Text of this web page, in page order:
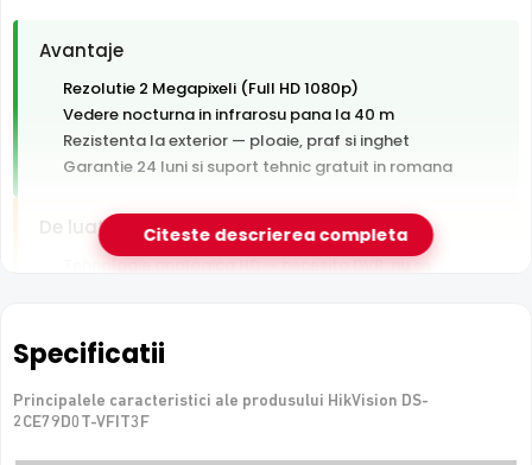
Avantaje
Rezolutie 2 Megapixeli (Full HD 1080p)
Vedere nocturna in infrarosu pana la 40 m
Rezistenta la exterior — ploaie, praf si inghet
Garantie 24 luni si suport tehnic gratuit in romana
De luat in calcul
Tehnologie analogica HD — necesita DVR, nu se
e-Camere.ro recomanda acest produs pentru:
curtea si exteriorul casei.
Citeste descrierea completa
Specificatii
Principalele caracteristici ale produsului HikVision DS-
2CE79D0T-VFIT3F